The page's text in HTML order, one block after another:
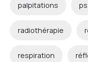
palpitations
radiothérapie
respiration